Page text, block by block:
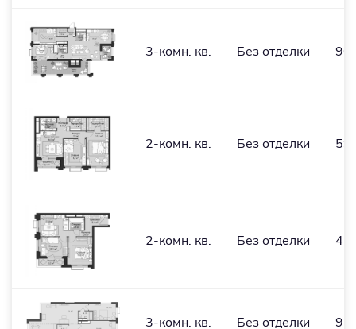
3-комн. кв. Без отделки
2-комн. кв. Без отделки
2-комн. кв. Без отделки
3-комн. кв. Без отделки